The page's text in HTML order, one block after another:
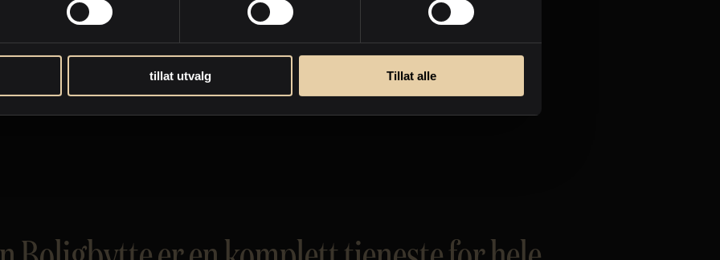
tillat utvalg Tillat alle
deg gjennom hele flytteprosessen. Så enkelt skal de være å flytte.